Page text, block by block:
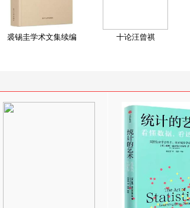
裘锡圭学术文集续编 十论汪曾祺